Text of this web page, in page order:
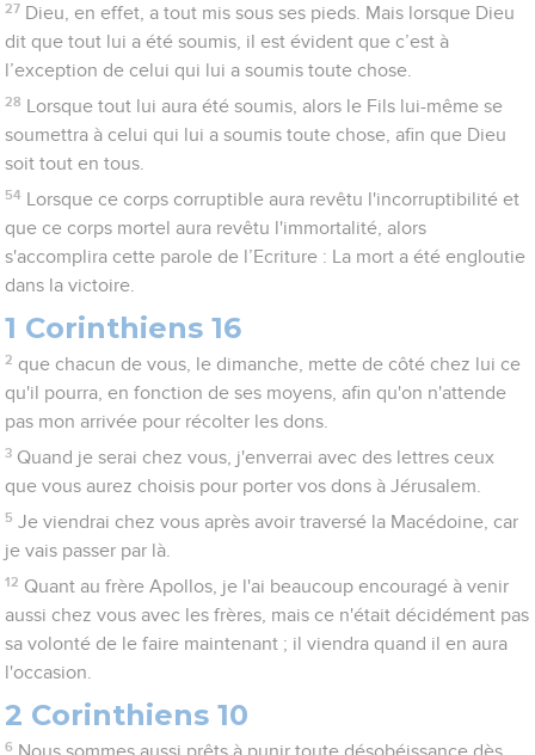
27 Dieu, en effet, a tout mis sous ses pieds. Mais lorsque Dieu
dit que tout lui a été soumis, il est évident que c’est à
l’exception de celui qui lui a soumis toute chose.
28
Lorsque tout lui aura été soumis, alors le Fils lui-même se
soumettra à celui qui lui a soumis toute chose, afin que Dieu
soit tout en tous.
54
Lorsque ce corps corruptible aura revêtu l'incorruptibilité et
que ce corps mortel aura revêtu l'immortalité, alors
s'accomplira cette parole de l’Ecriture : La mort a été engloutie
dans la victoire.
1 Corinthiens 16
2 que chacun de vous, le dimanche, mette de côté chez lui ce
qu'il pourra, en fonction de ses moyens, afin qu'on n'attende
pas mon arrivée pour récolter les dons.
3 Quand je serai chez vous, j'enverrai avec des lettres ceux
que vous aurez choisis pour porter vos dons à Jérusalem.
5 Je viendrai chez vous après avoir traversé la Macédoine, car
je vais passer par là.
12 Quant au frère Apollos, je l'ai beaucoup encouragé à venir
aussi chez vous avec les frères, mais ce n'était décidément pas
sa volonté de le faire maintenant ; il viendra quand il en aura
l'occasion.
2 Corinthiens 10
6